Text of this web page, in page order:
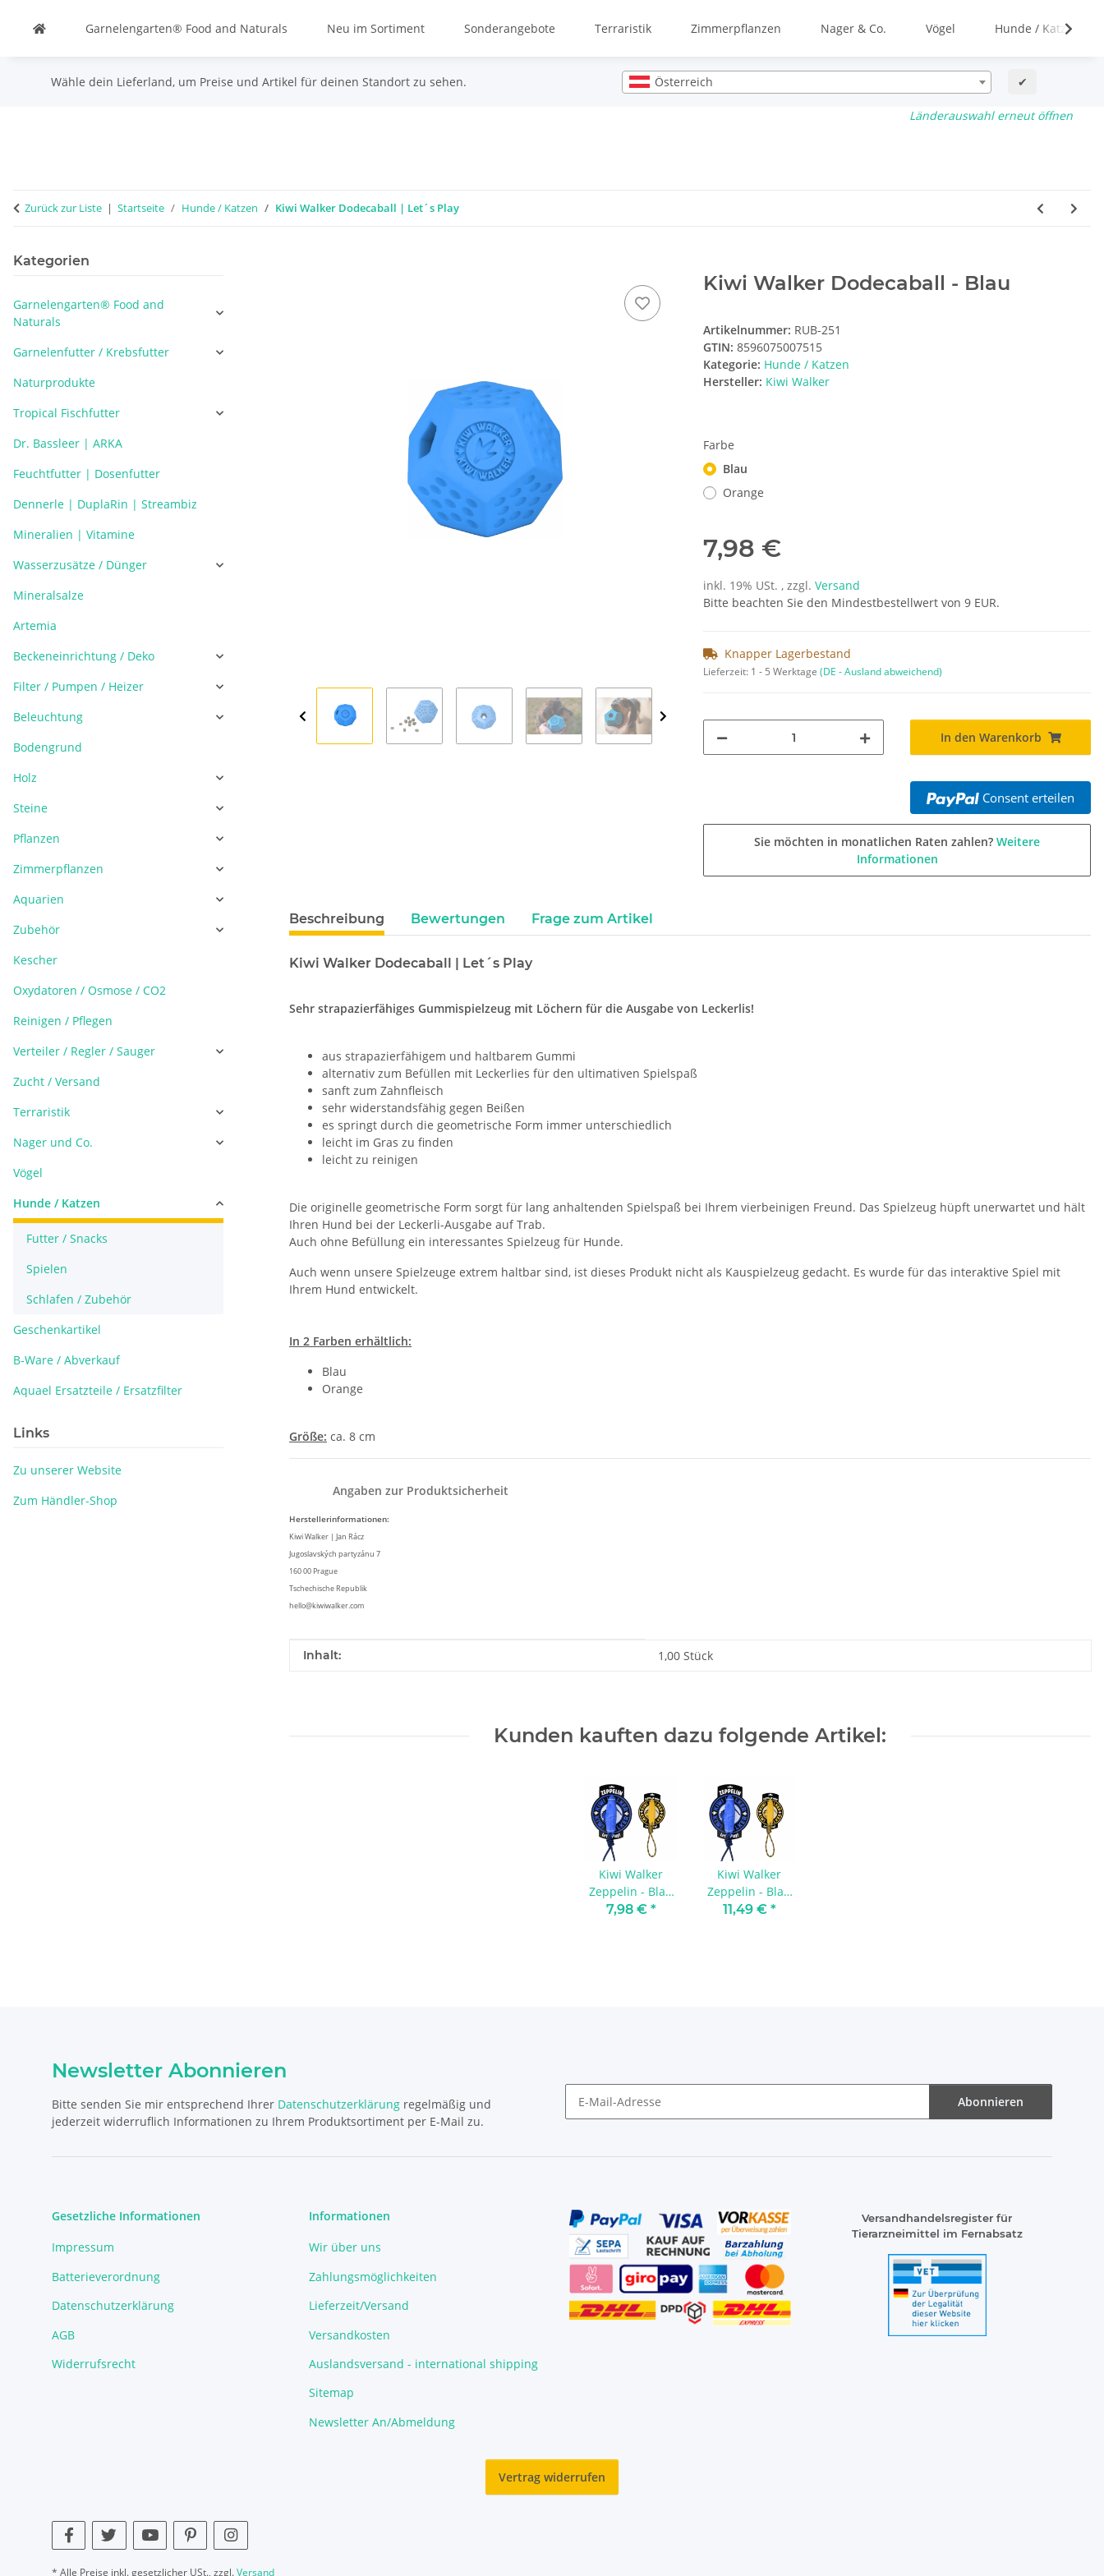
Garnelengarten® Food and Naturals Neu im Sortiment Sonderangebote Terraristik Zimmerpflanzen Nager & Co. Vögel Hunde / Katzen
Wähle dein Lieferland, um Preise und Artikel für deinen Standort zu sehen. Österreich ✔
Länderauswahl erneut öffnen
Zurück zur Liste Startseite Hunde / Katzen Kiwi Walker Dodecaball | Let´s Play
Kiwi Walker Dodecaball - Blau
Artikelnummer: RUB-251
GTIN: 8596075007515
Kategorie: Hunde / Katzen
Hersteller: Kiwi Walker
Farbe
Blau
Orange
7,98 €
inkl. 19% USt. , zzgl. Versand
Bitte beachten Sie den Mindestbestellwert von 9 EUR.
Knapper Lagerbestand
Lieferzeit: 1 - 5 Werktage (DE - Ausland abweichend)
In den Warenkorb
Consent erteilen
Sie möchten in monatlichen Raten zahlen? Weitere
Informationen
Beschreibung Bewertungen Frage zum Artikel
Kiwi Walker Dodecaball | Let´s Play
Sehr strapazierfähiges Gummispielzeug mit Löchern für die Ausgabe von Leckerlis!
aus strapazierfähigem und haltbarem Gummi
alternativ zum Befüllen mit Leckerlies für den ultimativen Spielspaß
sanft zum Zahnfleisch
sehr widerstandsfähig gegen Beißen
es springt durch die geometrische Form immer unterschiedlich
leicht im Gras zu finden
leicht zu reinigen
Die originelle geometrische Form sorgt für lang anhaltenden Spielspaß bei Ihrem vierbeinigen Freund. Das Spielzeug hüpft unerwartet und hält
Ihren Hund bei der Leckerli-Ausgabe auf Trab.
Auch ohne Befüllung ein interessantes Spielzeug für Hunde.
Auch wenn unsere Spielzeuge extrem haltbar sind, ist dieses Produkt nicht als Kauspielzeug gedacht. Es wurde für das interaktive Spiel mit
Ihrem Hund entwickelt.
In 2 Farben erhältlich:
Blau
Orange
Größe: ca. 8 cm
Angaben zur Produktsicherheit
Herstellerinformationen:
Kiwi Walker | Jan Rácz
Jugoslavských partyzánu 7
160 00 Prague
Tschechische Republik
hello@kiwiwalker.com
Produkteigenschaft
Wert
Inhalt: 1,00 Stück
Kunden kauften dazu folgende Artikel:
Kiwi Walker
Zeppelin - Blau
Mini
7,98 € *
Kiwi Walker
Zeppelin - Blau
Maxi
11,49 € *
Kategorien
Garnelengarten® Food and
Naturals
Garnelenfutter / Krebsfutter
Naturprodukte
Tropical Fischfutter
Dr. Bassleer | ARKA
Feuchtfutter | Dosenfutter
Dennerle | DuplaRin | Streambiz
Mineralien | Vitamine
Wasserzusätze / Dünger
Mineralsalze
Artemia
Beckeneinrichtung / Deko
Filter / Pumpen / Heizer
Beleuchtung
Bodengrund
Holz
Steine
Pflanzen
Zimmerpflanzen
Aquarien
Zubehör
Kescher
Oxydatoren / Osmose / CO2
Reinigen / Pflegen
Verteiler / Regler / Sauger
Zucht / Versand
Terraristik
Nager und Co.
Vögel
Hunde / Katzen
Futter / Snacks
Spielen
Schlafen / Zubehör
Geschenkartikel
B-Ware / Abverkauf
Aquael Ersatzteile / Ersatzfilter
Links
Zu unserer Website
Zum Händler-Shop
Newsletter Abonnieren
Bitte senden Sie mir entsprechend Ihrer Datenschutzerklärung regelmäßig und
jederzeit widerruflich Informationen zu Ihrem Produktsortiment per E-Mail zu.
Abonnieren
Gesetzliche Informationen
Impressum
Batterieverordnung
Datenschutzerklärung
AGB
Widerrufsrecht
Informationen
Wir über uns
Zahlungsmöglichkeiten
Lieferzeit/Versand
Versandkosten
Auslandsversand - international shipping
Sitemap
Newsletter An/Abmeldung
Versandhandelsregister für
Tierarzneimittel im Fernabsatz
Vertrag widerrufen
* Alle Preise inkl. gesetzlicher USt., zzgl.Versand